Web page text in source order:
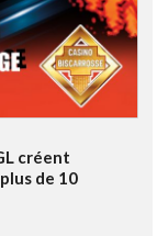
créent
de 10